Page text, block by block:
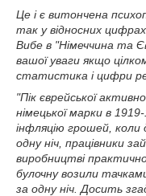
Це і є витончена
так у відносних
Вибе в "Німеччина та
вашої уваги якщо
статистика і цифри
"Пік єврейської
німецької марки в
інфляцію грошей, коли
одну ніч, працівники
виробництві
булочну возили
за одну ніч. Досить